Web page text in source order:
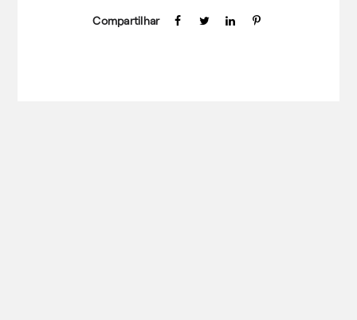
Compartilhar